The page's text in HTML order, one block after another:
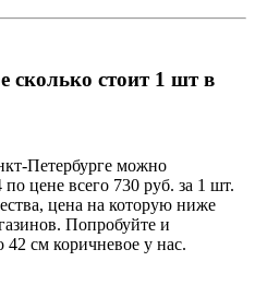
сколько стоит 1 шт в
Петербурге можно
цене всего 730 руб. за 1 шт.
цена на которую ниже
Попробуйте и
42 см коричневое у нас.